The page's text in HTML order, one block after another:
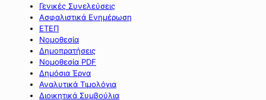
Γενικές Συνελεύσεις
Ασφαλιστικά Ενημέρωση
ΕΤΕΠ
Νομοθεσία
Δημοπρατήσεις
Νομοθεσία PDF
Δημόσια Έργα
Αναλυτικά Τιμολόγια
Διοικητικά Συμβούλια